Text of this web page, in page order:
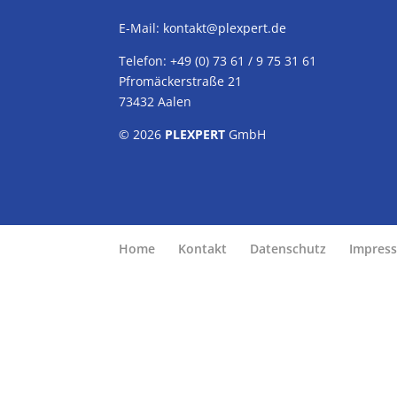
E-Mail: kontakt@plexpert.de
Telefon: +49 (0) 73 61 / 9 75 31 61
Pfromäckerstraße 21
73432 Aalen
© 2026 PLEXPERT GmbH
Home Kontakt Datenschutz